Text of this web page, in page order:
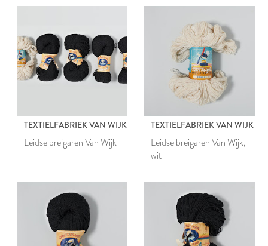
TEXTIELFABRIEK VAN WIJK
Leidse breigaren Van Wijk
TEXTIELFABRIEK VAN WIJK
Leidse breigaren Van Wijk,
wit